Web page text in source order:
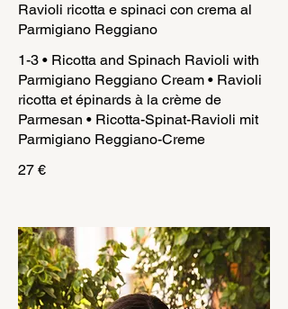
Ravioli ricotta e spinaci con crema al
Parmigiano Reggiano
1-3 • Ricotta and Spinach Ravioli with
Parmigiano Reggiano Cream • Ravioli
ricotta et épinards à la crème de
Parmesan • Ricotta-Spinat-Ravioli mit
Parmigiano Reggiano-Creme
27 €